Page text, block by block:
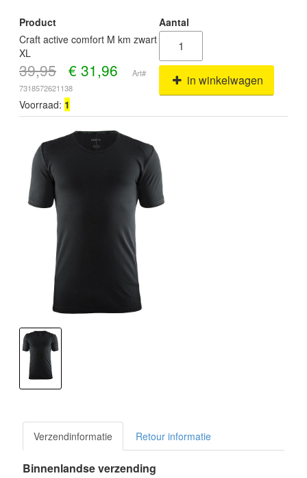
Product
Aantal
Craft active comfort M km zwart
XL
39,95 € 31,96
Art#
7318572621138
in winkelwagen
Voorraad: 1
Verzendinformatie Retour informatie
Binnenlandse verzending